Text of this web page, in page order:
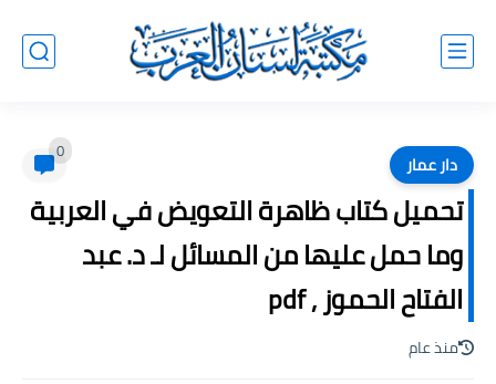
دار عمار 0
تحميل كتاب ظاهرة التعويض في العربية
وما حمل عليها من المسائل لـ د. عبد
الفتاح الحموز , pdf
منذ عام